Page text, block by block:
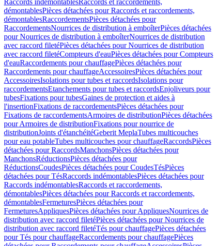
Raccords indémontablesRaccords et raccordements,
démontablesPièces détachées pour Raccords et raccordements,
démontablesRaccordementsPièces détachées pour
RaccordementsNourrices de distribution à emboîterPièces détachées
pour Nourrices de distribution à emboîterNourrices de distribution
avec raccord filetéPièces détachées pour Nourrices de distribution
avec raccord filetéCompteurs d'eauPièces détachées pour Compteurs
d'eauRaccordements pour chauffagePièces détachées pour
Raccordements pour chauffageAccessoiresPièces détachées pour
AccessoiresIsolations pour tubes et raccordsIsolations pour
raccordementsEtanchements pour tubes et raccordsEnjoliveurs pour
tubesFixations pour tubesGaines de protection et aides à
l'insertionFixations de raccordementsPièces détachées pour
Fixations de raccordementsArmoires de distributionPièces détachées
pour Armoires de distributionFixations pour nourrice de
distributionJoints d'étanchéitéGeberit MeplaTubes multicouches
pour eau potableTubes multicouches pour chauffageRaccordsPièces
détachées pour RaccordsManchonsPièces détachées pour
ManchonsRéductionsPièces détachées pour
RéductionsCoudesPièces détachées pour CoudesTésPièces
détachées pour TésRaccords indémontablesPièces détachées pour
Raccords indémontablesRaccords et raccordements,
démontablesPièces détachées pour Raccords et raccordements,
démontablesFermeturesPièces détachées pour
FermeturesAppliquesPièces détachées pour AppliquesNourrices de
distribution avec raccord filetéPièces détachées pour Nourrices de
distribution avec raccord filetéTés pour chauffagePièces détachées
pour Tés pour chauffageRaccordements pour chauffagePièces